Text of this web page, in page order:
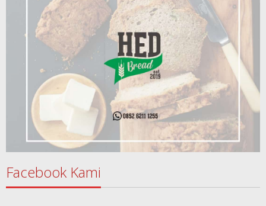
Facebook Kami